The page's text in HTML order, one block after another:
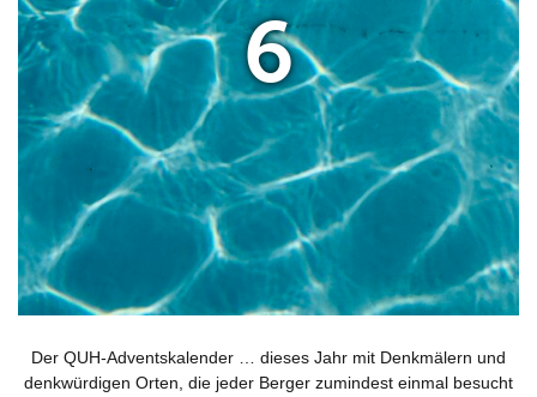
6
Der QUH-Adventskalender … dieses Jahr mit Denkmälern und
denkwürdigen Orten, die jeder Berger zumindest einmal besucht